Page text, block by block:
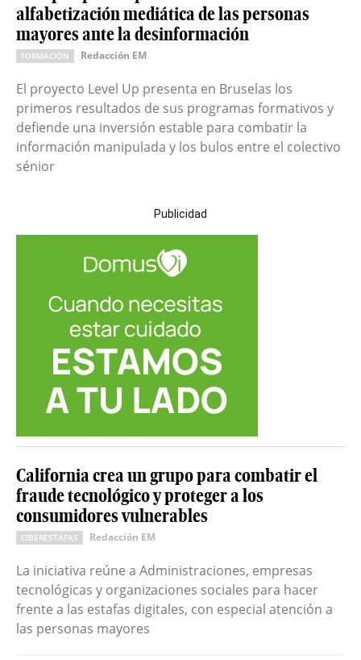
alfabetización mediática de las personas
mayores ante la desinformación
FORMACIÓN Redacción EM
El proyecto Level Up presenta en Bruselas los
primeros resultados de sus programas formativos y
defiende una inversión estable para combatir la
información manipulada y los bulos entre el colectivo
sénior
Publicidad
California crea un grupo para combatir el
fraude tecnológico y proteger a los
consumidores vulnerables
CIBERESTAFAS Redacción EM
La iniciativa reúne a Administraciones, empresas
tecnológicas y organizaciones sociales para hacer
frente a las estafas digitales, con especial atención a
las personas mayores